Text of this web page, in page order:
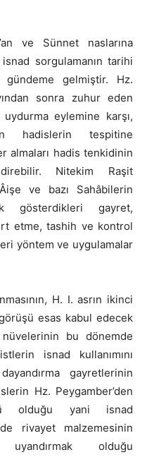
ve Sünnet naslarına
sorgulamanın tarihi
gündeme gelmiştir. Hz.
sonra zuhur eden
eylemine karşı,
hadislerin tespitine
almaları hadis tenkidinin
Nitekim Raşit
ve bazı Sahâbilerin
gösterdikleri gayret,
etme, tashih ve kontrol
yöntem ve uygulamalar
H. I. asrın ikinci
görüşü esas kabul edecek
bu dönemde
isnad kullanımını
gayretlerinin
Hz. Peygamber’den
olduğu yani isnad
rivayet malzemesinin
olduğu